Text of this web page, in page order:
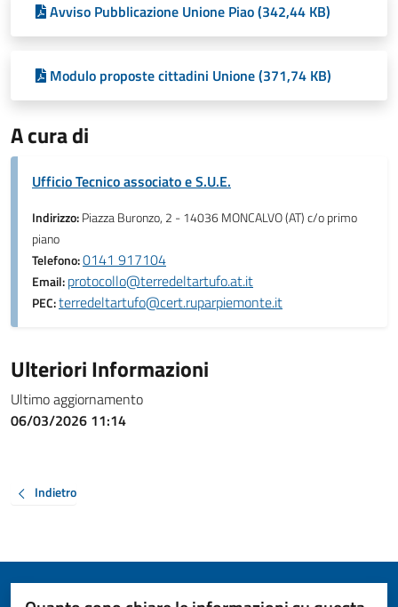
Avviso Pubblicazione Unione Piao (342,44 KB)
Modulo proposte cittadini Unione (371,74 KB)
A cura di
Ufficio Tecnico associato e S.U.E.
Indirizzo:Piazza Buronzo, 2 - 14036 MONCALVO (AT) c/o primo
piano
Telefono:0141 917104
Email:protocollo@terredeltartufo.at.it
PEC:terredeltartufo@cert.ruparpiemonte.it
Ulteriori Informazioni
Ultimo aggiornamento
06/03/2026 11:14
Indietro